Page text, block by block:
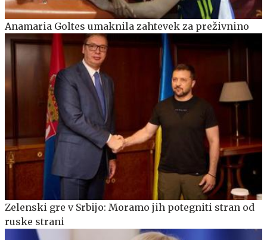
Anamaria Goltes umaknila zahtevek za preživnino
Zelenski gre v Srbijo: Moramo jih potegniti stran od
ruske strani